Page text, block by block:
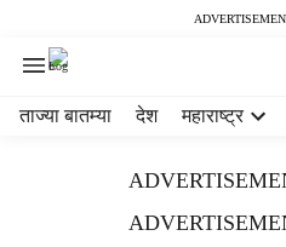
ताज्या बातम्या देश महाराष्ट्र